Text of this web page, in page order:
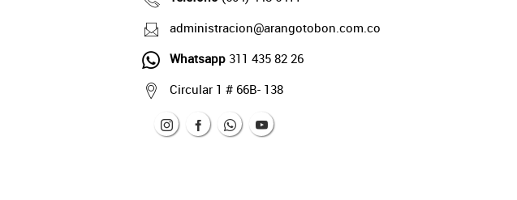
administracion@arangotobon.com.co
Whatsapp 311 435 82 26
Circular 1 # 66B- 138